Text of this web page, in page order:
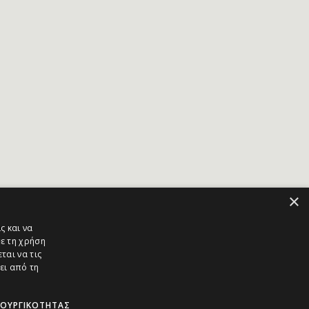
×
και να
τη χρήση
να τις
από τη